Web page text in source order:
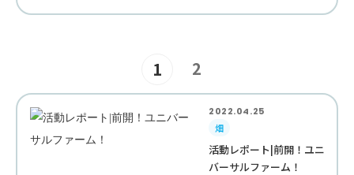
1 2
2022.04.25
畑
活動レポート|前開！ユニ
バーサルファーム！